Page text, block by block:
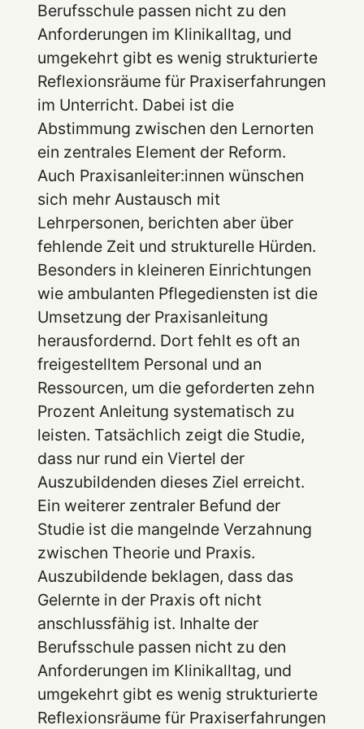
Berufsschule passen nicht zu den
Anforderungen im Klinikalltag, und
umgekehrt gibt es wenig strukturierte
Reflexionsräume für Praxiserfahrungen
im Unterricht. Dabei ist die
Abstimmung zwischen den Lernorten
ein zentrales Element der Reform.
Auch Praxisanleiter:innen wünschen
sich mehr Austausch mit
Lehrpersonen, berichten aber über
fehlende Zeit und strukturelle Hürden.
Besonders in kleineren Einrichtungen
wie ambulanten Pflegediensten ist die
Umsetzung der Praxisanleitung
herausfordernd. Dort fehlt es oft an
freigestelltem Personal und an
Ressourcen, um die geforderten zehn
Prozent Anleitung systematisch zu
leisten. Tatsächlich zeigt die Studie,
dass nur rund ein Viertel der
Auszubildenden dieses Ziel erreicht.
Ein weiterer zentraler Befund der
Studie ist die mangelnde Verzahnung
zwischen Theorie und Praxis.
Auszubildende beklagen, dass das
Gelernte in der Praxis oft nicht
anschlussfähig ist. Inhalte der
Berufsschule passen nicht zu den
Anforderungen im Klinikalltag, und
umgekehrt gibt es wenig strukturierte
Reflexionsräume für Praxiserfahrungen